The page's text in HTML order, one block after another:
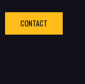
CONTACT